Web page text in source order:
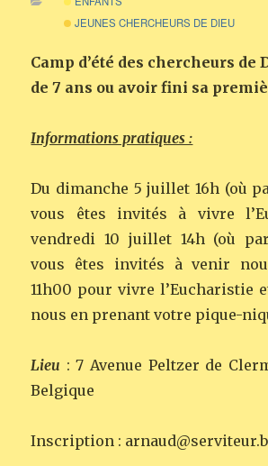
JEUNES CHERCHEURS DE DIEU
Camp d’été des chercheurs de
de 7 ans ou avoir fini sa
Informations pratiques :
Du dimanche 5 juillet 16h (où
vous êtes invités à vivre
vendredi 10 juillet 14h (où
vous êtes invités à venir
11h00 pour vivre l’Eucharistie
nous en prenant votre pique-
Lieu : 7 Avenue Peltzer de
Belgique
Inscription :